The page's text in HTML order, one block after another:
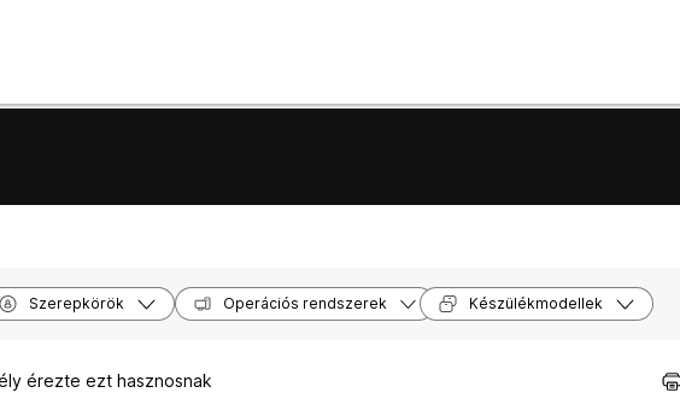
Szerepkörök Operációs rendszerek Készülékmodellek
érezte ezt hasznosnak